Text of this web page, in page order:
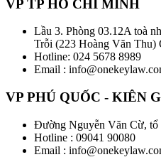
VP TP HỒ CHÍ MINH
Lầu 3. Phòng 03.12A toà
Trỗi (223 Hoàng Văn Thu)
Hotline: 024 5678 8989
Email :
VP PHÚ QUỐC - KIÊN
Đường Nguyễn Văn Cừ,
Hotline : 09041 90080
Email :